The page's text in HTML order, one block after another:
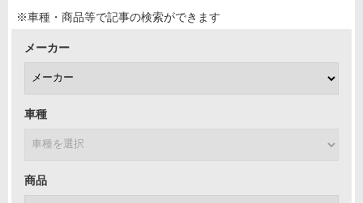
※車種・商品等で記事の検索ができます
メーカー
車種
商品